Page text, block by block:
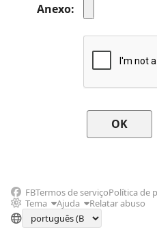
Anexo
FBTermos de serviçoPolítica de
Tema
Ajuda Relatar abuso